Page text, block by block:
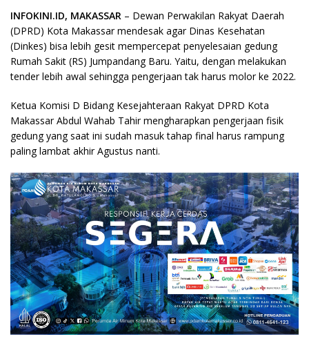
INFOKINI.ID, MAKASSAR – Dewan Perwakilan Rakyat Daerah
(DPRD) Kota Makassar mendesak agar Dinas Kesehatan
(Dinkes) bisa lebih gesit mempercepat penyelesaian gedung
Rumah Sakit (RS) Jumpandang Baru. Yaitu, dengan melakukan
tender lebih awal sehingga pengerjaan tak harus molor ke 2022.
Ketua Komisi D Bidang Kesejahteraan Rakyat DPRD Kota
Makassar Abdul Wahab Tahir mengharapkan pengerjaan fisik
gedung yang saat ini sudah masuk tahap final harus rampung
paling lambat akhir Agustus nanti.